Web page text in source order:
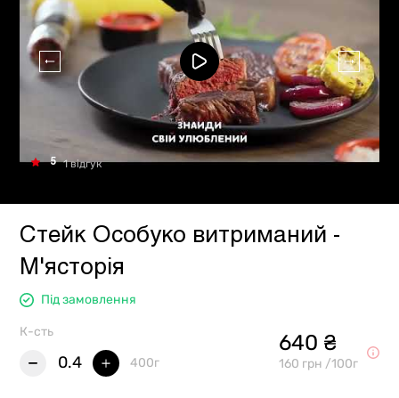
5 1 відгук
Стейк Особуко витриманий -
М'ясторія
Під замовлення
К-сть
0.4 400г
640 ₴
160 грн /100г